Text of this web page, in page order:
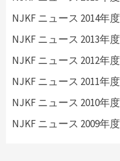
NJKF ニュース 2014年度
NJKF ニュース 2013年度
NJKF ニュース 2012年度
NJKF ニュース 2011年度
NJKF ニュース 2010年度
NJKF ニュース 2009年度